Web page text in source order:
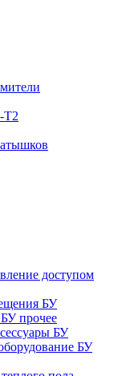
T2
доступом
БУ
прочее
БУ
БУ